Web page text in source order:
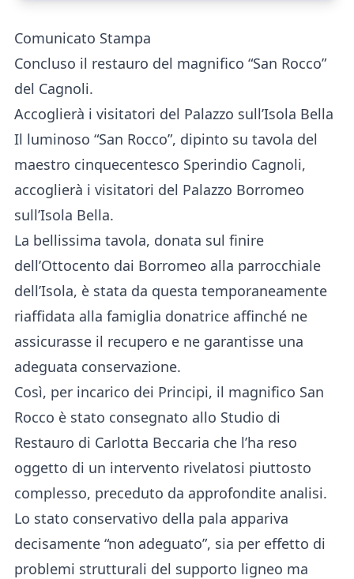
Comunicato Stampa
Concluso il restauro del magnifico “San Rocco”
del Cagnoli.
Accoglierà i visitatori del Palazzo sull’Isola Bella
Il luminoso “San Rocco”, dipinto su tavola del
maestro cinquecentesco Sperindio Cagnoli,
accoglierà i visitatori del Palazzo Borromeo
sull’Isola Bella.
La bellissima tavola, donata sul finire
dell’Ottocento dai Borromeo alla parrocchiale
dell’Isola, è stata da questa temporaneamente
riaffidata alla famiglia donatrice affinché ne
assicurasse il recupero e ne garantisse una
adeguata conservazione.
Così, per incarico dei Principi, il magnifico San
Rocco è stato consegnato allo Studio di
Restauro di Carlotta Beccaria che l’ha reso
oggetto di un intervento rivelatosi piuttosto
complesso, preceduto da approfondite analisi.
Lo stato conservativo della pala appariva
decisamente “non adeguato”, sia per effetto di
problemi strutturali del supporto ligneo ma